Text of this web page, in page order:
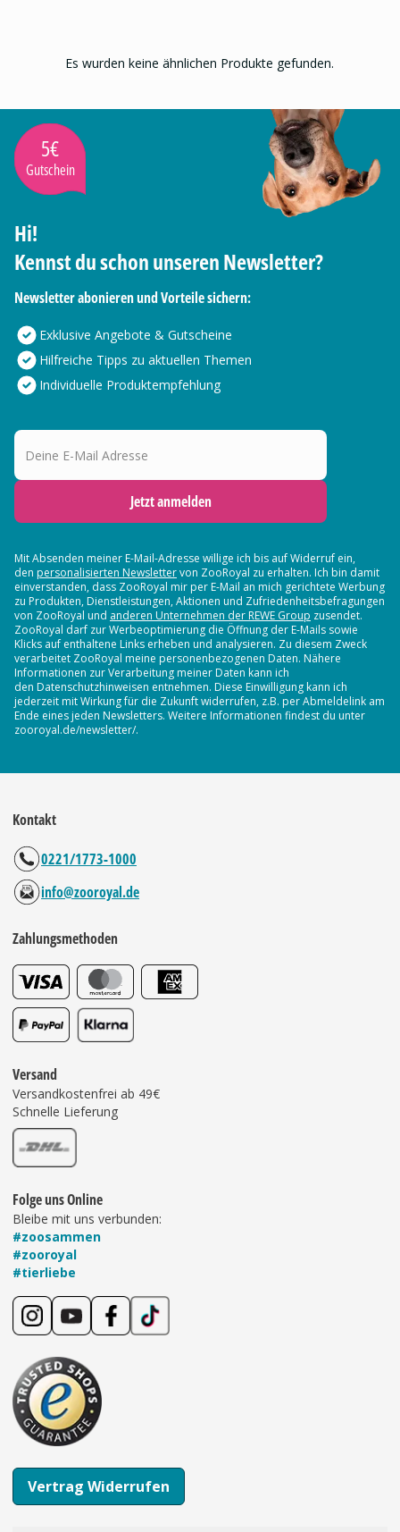
Es wurden keine ähnlichen Produkte gefunden.
5€
Gutschein
Hi!
Kennst du schon unseren Newsletter?
Newsletter abonieren und Vorteile sichern:
Exklusive Angebote & Gutscheine
Hilfreiche Tipps zu aktuellen Themen
Individuelle Produktempfehlung
Deine E-Mail Adresse
Jetzt anmelden
Mit Absenden meiner E-Mail-Adresse willige ich bis auf Widerruf ein,
den personalisierten Newslettervon ZooRoyal zu erhalten. Ich bin damit
einverstanden, dass ZooRoyal mir per E-Mail an mich gerichtete Werbung
zu Produkten, Dienstleistungen, Aktionen und Zufriedenheitsbefragungen
von ZooRoyal und anderen Unternehmen der REWE Group zusendet.
ZooRoyal darf zur Werbeoptimierung die Öffnung der E-Mails sowie
Klicks auf enthaltene Links erheben und analysieren. Zu diesem Zweck
verarbeitet ZooRoyal meine personenbezogenen Daten. Nähere
Informationen zur Verarbeitung meiner Daten kann ich
den Datenschutzhinweisen entnehmen. Diese Einwilligung kann ich
jederzeit mit Wirkung für die Zukunft widerrufen, z.B. per Abmeldelink am
Ende eines jeden Newsletters. Weitere Informationen findest du unter
zooroyal.de/newsletter/.
Kontakt
0221/1773-1000
info@zooroyal.de
Zahlungsmethoden
Versand
Versandkostenfrei ab 49€
Schnelle Lieferung
Folge uns Online
Bleibe mit uns verbunden:
#zoosammen
#zooroyal
#tierliebe
Vertrag Widerrufen